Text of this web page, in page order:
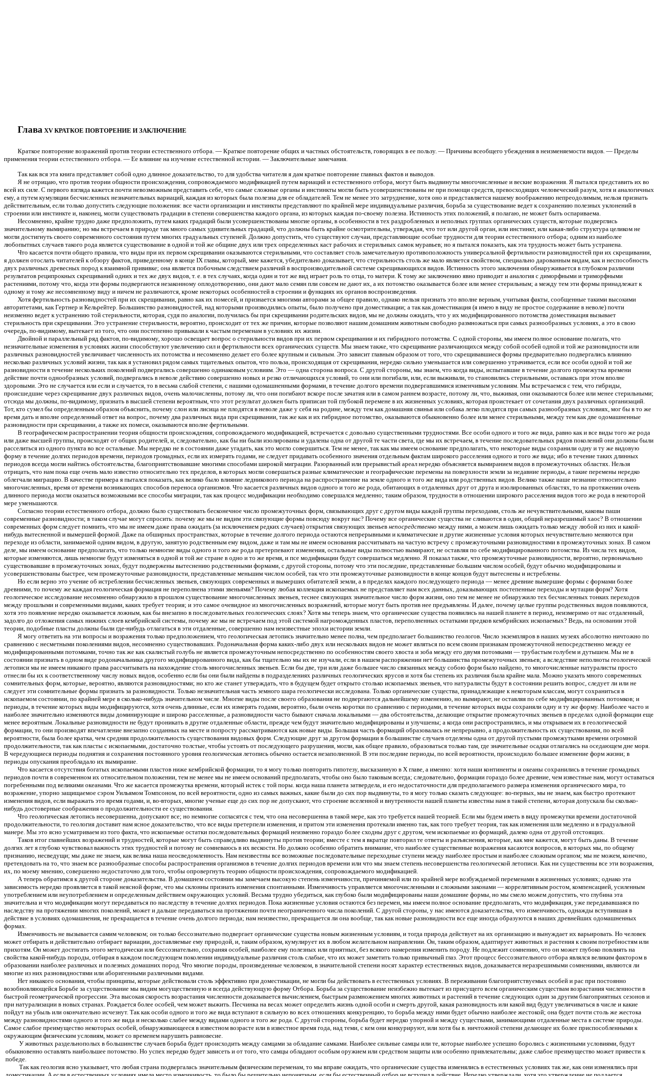
Глава XV КРАТКОЕ ПОВТОРЕНИЕ И ЗАКЛЮЧЕНИЕ
Краткое повторение возражений против теории естественного отбора. — Краткое повторение общих и частных обстоятельств, говорящих в ее пользу. — Причины всеобщего убеждения в неизменяемости видов. — Пределы
применения теории естественного отбора. — Ее влияние на изучение естественной истории. — Заключительные замечания.
Так как вся эта книга представляет собой одно длинное доказательство, то для удобства читателя я дам краткое повторение главных фактов и выводов.
Я не отрицаю, что против теории общности происхождения, сопровождаемого модификацией путем вариаций и естественного отбора, могут быть выдвинуты многочисленные и веские возражения. Я пытался представить их во
всей их силе. С первого взгляда кажется почти невозможным представить себе, что самые сложные органы и инстинкты могли быть усовершенствованы не при помощи средств, превосходящих человеческий разум, хотя и аналогичных
ему, а путем кумуляции бесчисленных незначительных вариаций, каждая из которых была полезна для ее обладателей. Тем не менее это затруднение, хотя оно и представляется нашему воображению непреодолимым, нельзя признать
действительным, если только допустить следующие положения: все части организации и инстинкты представляют по крайней мере индивидуальные различия, борьба за существование ведет к сохранению полезных уклонений в
строении или инстинкте и, наконец, могли существовать градации в степени совершенства каждого органа, из которых каждая по-своему полезна. Истинность этих положений, я полагаю, не может быть оспариваема.
Несомненно, крайне трудно даже предположить, путем каких градаций были усовершенствованы многие органы, в особенности в тех раздробленных и неполных группах органических существ, которые подверглись
значительному вымиранию; но мы встречаем в природе так много самых удивительных градаций, что должны быть крайне осмотрительны, утверждая, что тот или другой орган, или инстинкт, или какая-либо структура целиком не
могли достигнуть своего современного состояния путем многих градуальных ступеней. Должно допустить, что существуют случаи, представляющие особые трудности для теории естественного отбора; одним из наиболее
любопытных случаев такого рода является существование в одной и той же общине двух или трех определенных каст рабочих и стерильных самок муравьев; но я пытался показать, как эта трудность может быть устранена.
Что касается почти общего правила, что виды при их первом скрещивании оказываются стерильными, что составляет столь замечательную противоположность универсальной фертильности разновидностей при их скрещивании,
я должен отослать читателей к обзору фактов, приведенному в конце IX главы, который, мне кажется, убедительно доказывает, что стерильность столь же мало является свойством, специально дарованным видам, как и неспособность
двух различных древесных пород к взаимной прививке; она является побочным следствием различий в воспроизводительной системе скрещивающихся видов. Истинность этого заключения обнаруживается в глубоком различии
результатов реципрокных скрещиваний одних и тех же двух видов, т. е. в тех случаях, когда один и тот же вид играет роль то отца, то матери. К тому же заключению явно приводит и аналогия с диморфными и триморфными
растениями, потому что, когда эти формы подвергаются незаконному оплодотворению, они дают мало семян пли совсем не дают их, а их потомство оказывается более или менее стерильным; а между тем эти формы принадлежат к
одному и тому же несомненному виду и ничем не различаются, кроме некоторых особенностей в строении и функциях их органов воспроизведения.
Хотя фертильность разновидностей при их скрещивании, равно как их помесей, и признается многими авторами за общее правило, однако нельзя признать это вполне верным, учитывая факты, сообщенные такими высокими
авторитетами, как Гертнер и Кельрейтер. Большинство разновидностей, над которыми производились опыты, было получено при доместикации; а так как доместикация (я имею в виду не простое содержание в неволе) почти
неизменно ведет к устранению той стерильности, которая, судя по аналогии, получилась бы при скрещивании родительских видов, мы не должны ожидать, что у их модифицированного потомства доместикация вызывает
стерильность при скрещивании. Это устранение стерильности, вероятно, происходит от тех же причин, которые позволяют нашим домашним животным свободно размножаться при самых разнообразных условиях, а это в свою
очередь, по-видимому, вытекает из того, что они постепенно привыкали к частым переменам в условиях их жизни.
Двойной и параллельный ряд фактов, по-видимому, хорошо освещает вопрос о стерильности видов при их первом скрещивании и их гибридного потомства. С одной стороны, мы имеем полное основание полагать, что
незначительные изменения в условиях жизни способствуют увеличению сил и фертильности всех органических существ. Мы знаем также, что скрещивание различающихся между собой особей одной и той же разновидности или
различных разновидностей увеличивает численность их потомства и несомненно делает его более крупным и сильным. Это зависит главным образом от того, что скрещивавшиеся формы предварительно подвергались влиянию
несколько различных условий жизни, так как я установил рядом самых тщательных опытов, что польза, происходящая от скрещивания, нередко сильно уменьшается или совершенно утрачивается, если все особи одной и той же
разновидности в течение нескольких поколений подвергались совершенно одинаковым условиям. Это — одна сторона вопроса. С другой стороны, мы знаем, что когда виды, испытавшие в течение долгого промежутка времени
действие почти однообразных условий, подвергались в неволе действию совершенно новых и резко отличающихся условий, то они или погибали, или, если выживали, то становились стерильными, оставаясь при этом вполне
здоровыми. Это не случается или если и случается, то в весьма слабой степени, с нашими одомашненными формами, в течение долгого времени подвергавшимися изменчивым условиям. Мы встречаемся с тем, что гибриды,
происшедшие через скрещивание двух различных видов, очень малочисленны, потому ли, что они погибают вскоре после зачатия или в самом раннем возрасте, потому ли, что, выживая, они оказываются более или менее стерильными;
отсюда мы должны, по-видимому, признать в высшей степени вероятным, что этот результат должен быть приписан той глубокой перемене в их жизненных условиях, которая проистекает от сочетания двух различных организаций.
Тот, кто сумел бы определенным образом объяснить, почему слон или лисица не плодятся в неволе даже у себя на родине, между тем как домашняя свинья или собака легко плодятся при самых разнообразных условиях, мог бы в то же
время дать и вполне определенный ответ на вопрос, почему два различных вида при скрещивании, так же как и их гибридное потомство, оказываются обыкновенно более или менее стерильными, между тем как две одомашненные
разновидности при скрещивании, а также их помеси, оказываются вполне фертильными.
В географическом распространении теория общности происхождения, сопровождаемого модификацией, встречается с довольно существенными трудностями. Все особи одного и того же вида, равно как и все виды того же рода
или даже высшей группы, происходят от общих родителей, и, следовательно, как бы ни были изолированы и удалены одна от другой те части света, где мы их встречаем, в течение последовательных рядов поколений они должны были
расселиться из одного пункта во все остальные. Мы нередко не в состоянии даже угадать, как это могло совершиться. Тем не менее, так как мы имеем основание предполагать, что некоторые виды сохранили одну и ту же видовую
форму в течение долгих периодов времени, периодов громадных, если их измерять годами, не следует придавать особенного значения отдельным фактам широкого расселения одного и того же вида; ибо в течение таких длинных
периодов всегда могли найтись обстоятельства, благоприятствовавшие многими способами широкой миграции. Разорванный или прерывистый ареал нередко объясняется вымиранием видов в промежуточных областях. Нельзя
отрицать, что нам пока еще очень мало известно относительно тех пределов, в которых могли совершаться разные климатические и географические перемены на поверхности земли за недавние периоды, а такие перемены нередко
облегчали миграцию. В качестве примера я пытался показать, как велико было влияние ледникового периода на распространение на земле одного и того же вида или родственных видов. Велико также наше незнание относительно
многочисленных, время от времени возникающих способов переноса организмов. Что касается различных видов одного и того же рода, обитающих в отдаленных друг от друга и изолированных областях, то на протяжении очень
длинного периода могли оказаться возможными все способы миграции, так как процесс модификации необходимо совершался медленно; таким образом, трудности в отношении широкого расселения видов того же рода в некоторой
мере уменьшаются.
Согласно теории естественного отбора, должно было существовать бесконечное число промежуточных форм, связывающих друг с другом виды каждой группы переходами, столь же нечувствительными, каковы паши
современные разновидности; в таком случае могут спросить: почему же мы не видим эти связующие формы повсюду вокруг нас? Почему все органические существа не сливаются в один, общий неразрешимый хаос? В отношении
современных форм следует помнить, что мы не имеем даже права ожидать (за исключением редких случаев) открытия связующих звеньев непосредственно между ними, а можем лишь ожидать только между любой из них и какой-
нибудь вытесненной и вымершей формой. Даже па обширных пространствах, которые в течение долгого периода остаются непрерывными и климатические и другие жизненные условия которых нечувствительно меняются при
переходе из области, занимаемой одним видом, в другую, занятую родственным ему видом, даже и там мы не имеем основания рассчитывать на частую встречу с промежуточными разновидностями в промежуточных зонах. В самом
деле, мы имеем основание предполагать, что только немногие виды одного и того же рода претерпевают изменения, остальные виды полностью вымирают, не оставляя по себе модифицированного потомства. Из числа тех видов,
которые изменяются, лишь немногие будут изменяться в одной и той же стране в одно и то же время, и псе модификации будут совершаться медленно. Я показал также, что промежуточные разновидности, вероятно, первоначально
существовавшие в промежуточных зонах, будут подвержены вытеснению родственными формами, с другой стороны, потому что эти последние, представленные большим числом особей, будут обычно модифицированы и
усовершенствованы быстрее, чем промежуточные разновидности, представленные меньшим числом особей, так что эти промежуточные разновидности в конце концов будут вытеснены и истреблены.
Но если верно это учение об истреблении бесчисленных звеньев, связующих современных и вымерших обитателей земли, а в пределах каждого последующего периода — менее древние вымершие формы с формами более
древними, то почему же каждая геологическая формация не переполнена этими звеньями? Почему любая коллекция ископаемых не представляет нам всех данных, доказывающих постепенные переходы и мутации форм? Хотя
геологическое исследование несомненно обнаружило в прошлом существование многочисленных звеньев, теснее связующих значительное число форм жизни, оно тем не менее не обнаружило тех бесчисленных тонких переходов
между прошлыми и современными видами, каких требует теория; и это самое очевидное из многочисленных возражений, которые могут быть против нее предъявлены. И далее, почему целые группы родственных видов появляются,
хотя это появление нередко оказывается ложным, как бы внезапно в последовательных геологических слоях? Хотя мы теперь знаем, что органические существа появились на нашей планете в период, неизмеримо от нас отдаленный,
задолго до отложения самых нижних слоев кембрийской системы, почему же мы не встречаем под этой системой нагроможденных пластов, переполненных остатками предков кембрийских ископаемых? Ведь, на основании этой
теории, подобные пласты должны были где-нибудь отлагаться в эти отдаленные, совершенно нам неизвестные эпохи истории земли.
Я могу ответить на эти вопросы и возражения только предположением, что геологическая летопись значительно менее полна, чем предполагает большинство геологов. Число экземпляров в наших музеях абсолютно ничтожно по
сравнению с несметными поколениями видов, несомненно существовавших. Родоначальная форма каких-либо двух или нескольких видов не может являться по всем своим признакам промежуточной непосредственно между ее
модифицированными потомками, точно так же как скалистый голубь не является промежуточным непосредственно по особенностям своего хвоста и зоба между его двумя потомками — трубастым голубем и дутышем. Мы не в
состоянии признать в одном виде родоначальника другого модифицированного вида, как бы тщательно мы их не изучали, если в нашем распоряжении нет большинства промежуточных звеньев; а вследствие неполноты геологической
летописи мы не имеем никакого права рассчитывать на нахождение столь многочисленных звеньев. Если бы две, три или даже большее число связанных между собою форм было найдено, то многочисленные натуралисты просто
отнесли бы их к соответственному числу новых видов, особенно если бы они были найдены в подразделениях различных геологических ярусов и хотя бы степень их различия была крайне мала. Можно указать много современных
сомнительных форм, которые, вероятно, являются разновидностями; но кто же станет утверждать, что в будущем будет открыто столько ископаемых звеньев, что натуралисты будут в состоянии решить вопрос, следует ли или не
следует эти сомнительные формы признать за разновидности. Только незначительная часть земного шара геологически исследована. Только органические существа, принадлежащие к некоторым классам, могут сохраниться в
ископаемом состоянии, по крайней мере в сколько-нибудь значительном числе. Многие виды после своего образования не подвергаются дальнейшему изменению, но вымирают, не оставляя по себе модифицированных потомков; и
периоды, в течение которых виды модифицируются, хотя очень длинные, если их измерять годами, вероятно, были очень коротки по сравнению с периодами, в течение которых виды сохраняли одну и ту же форму. Наиболее часто и
наиболее значительно изменяются виды доминирующие и широко расселенные, а разновидности часто бывают сначала локальными — два обстоятельства, делающие открытие промежуточных звеньев в пределах одной формации еще
менее вероятным. Локальные разновидности не будут проникать в другие отдаленные области, прежде чем будут значительно модифицированы и улучшены; а когда они распространились, и мы открываем их в геологической
формации, то они производят впечатление внезапно созданных на месте и попросту рассматриваются как новые виды. Большая часть формаций образовалась не непрерывно, а продолжительность их существования, по всей
вероятности, была более кратка, чем средняя продолжительность существования видовых форм. Следующие друг за другом формации в большинстве случаев отделены одна от другой пустыми промежутками времени огромной
продолжительности, так как пласты с ископаемыми, достаточно толстые, чтобы устоять от последующего разрушения, могли, как общее правило, образоваться только там, где значительные осадки отлагались на оседающем дне моря.
В чередующиеся периоды поднятия и сохранения постоянного уровня геологическая летопись обычно остается незаполненной. В эти последние периоды, по всей вероятности, происходило большее изменение форм жизни; в
периоды опускания преобладало их вымирание.
Что касается отсутствия богатых ископаемыми пластов ниже кембрийской формации, то я могу только повторить гипотезу, высказанную в Х главе, а именно: хотя наши континенты и океаны сохранились в течение громадных
периодов почти в современном их относительном положении, тем не менее мы не имеем оснований предполагать, чтобы оно было таковым всегда; следовательно, формации гораздо более древние, чем известные нам, могут оставаться
погребенными под великими океанами. Что же касается промежутка времени, который истек с той поры. когда наша планета затвердела, и его недостаточности для предполагаемого размера изменения органического мира, то
возражение, упорно защищаемое сэром Уильямом Томпсоном, по всей вероятности, одно из самых важных, какие были до сих пор выдвинуты, то я могу только сказать следующее: во-первых, мы не знаем, как быстро протекают
изменения видов, если выражать это время годами, и, во-вторых, многие ученые еще до сих пор не допускают, что строение вселенной и внутренности нашей планеты известны нам в такой степени, которая допускала бы сколько-
нибудь достоверные соображения о продолжительности ее существования.
Что геологическая летопись несовершенна, допускают все; но немногие согласятся с тем, что она несовершенна в такой мере, как это требуется нашей теорией. Если мы будем иметь в виду промежутки времени достаточной
продолжительности, то геология доставит нам ясное доказательство, что все виды претерпели изменения, и притом эти изменения протекали именно так, как того требует теория, так как изменения шли медленно и в градуальной
манере. Мы это ясно усматриваем из того факта, что ископаемые остатки последовательных формаций неизменно гораздо более сходны друг с другом, чем ископаемые из формаций, далеко одна от другой отстоящих.
Таков итог главнейших возражений и трудностей, которые могут быть справедливо выдвинуты против теории; вместе с тем я вкратце повторил те ответы и разъяснения, которые, как мне кажется, могут быть даны. В течение
долгих лет я глубоко чувствовал важность этих трудностей и потому не сомневаюсь в их вескости. Но должно особенно обратить внимание, что наиболее существенные возражения касаются вопросов, в которых мы, по общему
признанию, несведущи; мы даже не знаем, как велика наша неосведомленность. Нам неизвестны все возможные последовательные переходные ступени между наиболее простым и наиболее сложным органом; мы не можем, конечно,
претендовать на то, что знаем все разнообразные способы распространения организмов в течение долгих периодов времени или что мы знаем степень несовершенства геологической летописи. Как ни существенны все эти возражения,
их, по моему мнению, совершенно недостаточно для того, чтобы опровергнуть теорию общности происхождения, сопровождаемого модификацией.
А теперь обратимся к другой стороне доказательства. В домашнем состоянии мы замечаем высокую степень изменчивости, причиняемой или по крайней мере возбуждаемой переменами в жизненных условиях; однако эта
зависимость нередко проявляется в такой неясной форме, что мы склонны признать изменения спонтанными. Изменчивость управляется многочисленными и сложными законами — коррелятивным ростом, компенсацией, усиленным
употреблением или неупотреблением и определенным действием окружающих условий. Весьма трудно убедиться, как глубоко были модифицированы наши домашние формы, но мы смело можем допустить, что глубина эта
значительна и что модификации могут передаваться по наследству в течение долгих периодов. Пока жизненные условия остаются без перемен, мы имеем полное основание предполагать, что модификация, уже передававшаяся по
наследству на протяжении многих поколений, может и дальше передаваться на протяжении почти неограниченного числа поколений. С другой стороны, у нас имеются доказательства, что изменчивость, однажды вступившая в
действие в условиях одомашнения, не прекращается в течение очень долгого периода; нам неизвестно, прекращается ли она вообще, так как новые разновидности все еще иногда образуются в наших древнейших одомашненных
формах.
Изменчивость не вызывается самим человеком; он только бессознательно подвергает органические существа новым жизненным условиям, и тогда природа действует на их организацию и вынуждает их варьировать. Но человек
может отбирать и действительно отбирает вариации, доставляемые ему природой, и, таким образом, кумулирует их в любом желательном направлении. Он, таким образом, адаптирует животных и растения к своим потребностям или
прихотям. Он может достигать этого методически или бессознательно, сохраняя особей, наиболее ему полезных или приятных, без всякого намерения изменить породу. Не подлежит сомнению, что он может глубоко повлиять на
свойства какой-нибудь породы, отбирая в каждом последующем поколении индивидуальные различия столь слабые, что их может заметить только привычный глаз. Этот процесс бессознательного отбора являлся великим фактором в
образовании наиболее различных и полезных домашних пород. Что многие породы, произведенные человеком, в значительной степени носят характер естественных видов, доказывается неразрешимыми сомнениями, являются ли
многие из них разновидностями или аборигенными различными видами.
Нет никакого основания, чтобы принципы, которые действовали столь эффективно при доместикации, не могли бы действовать в естественных условиях. В переживании благоприятствуемых особей и рас при постоянно
возобновляющейся Борьбе за существование мы видим могущественную и всегда действующую форму Отбора. Борьба за существование неизбежно вытекает из присущего всем органическим существам возрастания численности в
быстрой геометрической прогрессии. Эта высокая скорость возрастания численности доказывается вычислением, быстрым размножением многих животных и растений в течение следующих один за другим благоприятных сезонов и
при натурализации в новых странах. Рождается более особей, чем может выжить. Песчинка на весах может определить жизнь одной особи и смерть другой, какая разновидность или какой вид будут увеличиваться в числе и какие
пойдут на убыль или окончательно исчезнут. Так как особи одного и того же вида вступают в сильную во всех отношениях конкуренцию, то борьба между ними будет обычно наиболее жестокой; она будет почти столь же жестока
между разновидностями одного и того же вида и несколько слабее между видами одного и того же рода. С другой стороны, борьба будет нередко упорной и между существами, занимающими отдаленные места в системе природы.
Самое слабое преимущество некоторых особей, обнаруживающееся в известном возрасте или в известное время года, над теми, с кем они конкурируют, или хотя бы в. ничтожной степени делающее их более приспособленными к
окружающим физическим условиям, может со временем нарушить равновесие.
У животных раздельнополых в большинстве случаев борьба будет происходить между самцами за обладание самками. Наиболее сильные самцы или те, которые наиболее успешно боролись с жизненными условиями, будут
обыкновенно оставлять наибольшее потомство. Но успех нередко будет зависеть и от того, что самцы обладают особым оружием или средством защиты или особенно привлекательны; даже слабое преимущество может привести к
победе.
Так как геология ясно указывает, что любая страна подвергалась значительным физическим переменам, то мы вправе ожидать, что органические существа изменялись в естественных условиях так же, как они изменялись при